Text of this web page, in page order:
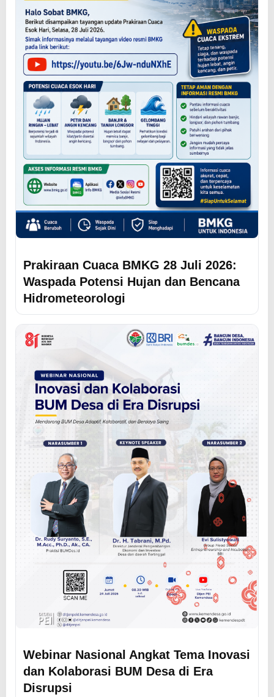
Prakiraan Cuaca BMKG 28 Juli 2026:
Waspada Potensi Hujan dan Bencana
Hidrometeorologi
Webinar Nasional Angkat Tema Inovasi
dan Kolaborasi BUM Desa di Era
Disrupsi